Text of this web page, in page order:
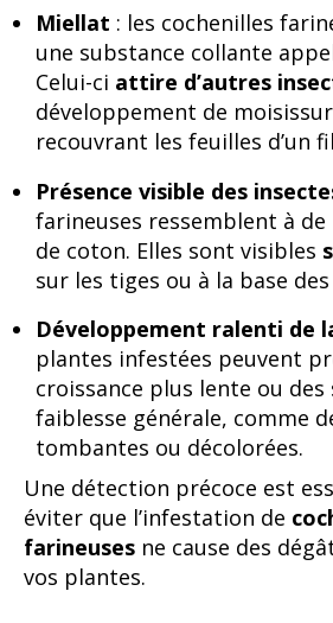
Miellat : les cochenilles
une substance collante
Celui-ci attire d’autres
développement de
recouvrant les feuilles d’un
Présence visible des
farineuses ressemblent à
de coton. Elles sont visibles
sur les tiges ou à la base
Développement ralenti de
plantes infestées peuvent
croissance plus lente ou des
faiblesse générale, comme
tombantes ou décolorées.
Une détection précoce est
éviter que l’infestation de
farineuses ne cause des
vos plantes.